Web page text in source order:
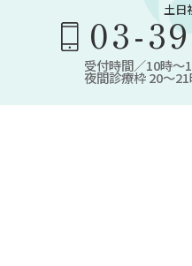
土日
03-
受付時間／10時～
夜間診療枠 20～21